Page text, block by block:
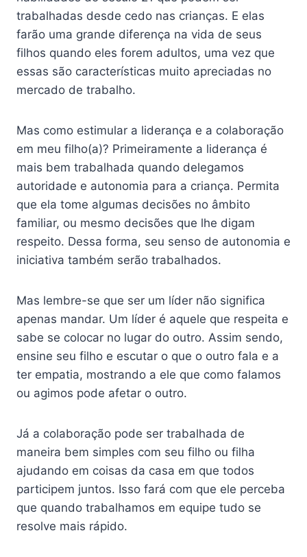
trabalhadas desde cedo nas crianças. E elas
farão uma grande diferença na vida de seus
filhos quando eles forem adultos, uma vez que
essas são características muito apreciadas no
mercado de trabalho.
Mas como estimular a liderança e a colaboração
em meu filho(a)? Primeiramente a liderança é
mais bem trabalhada quando delegamos
autoridade e autonomia para a criança. Permita
que ela tome algumas decisões no âmbito
familiar, ou mesmo decisões que lhe digam
respeito. Dessa forma, seu senso de autonomia e
iniciativa também serão trabalhados.
Mas lembre-se que ser um líder não significa
apenas mandar. Um líder é aquele que respeita e
sabe se colocar no lugar do outro. Assim sendo,
ensine seu filho e escutar o que o outro fala e a
ter empatia, mostrando a ele que como falamos
ou agimos pode afetar o outro.
Já a colaboração pode ser trabalhada de
maneira bem simples com seu filho ou filha
ajudando em coisas da casa em que todos
participem juntos. Isso fará com que ele perceba
que quando trabalhamos em equipe tudo se
resolve mais rápido.